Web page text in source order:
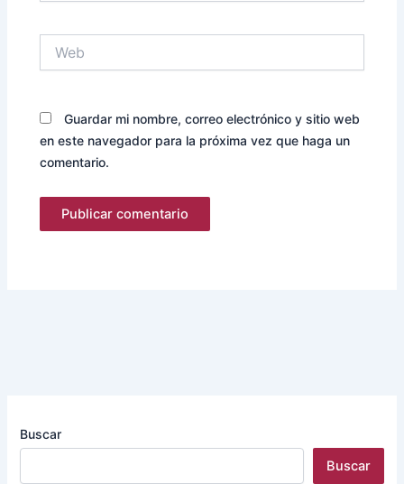
Guardar mi nombre, correo electrónico y sitio web
en este navegador para la próxima vez que haga un
comentario.
Buscar
Buscar